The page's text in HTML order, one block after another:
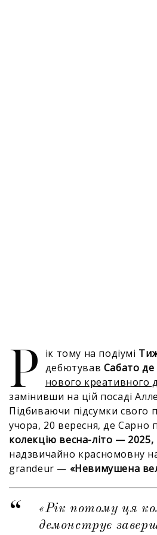
Р ік тому на подіумі
дебютував Сабато
нового креативного
замінивши на цій посаді
Підбиваючи підсумки свого
учора, 20 вересня, де Сарно
колекцію весна-літо — 2025,
надзвичайно красномовну
grandeur — «Невимушена
«Рік потому ця
демонструє